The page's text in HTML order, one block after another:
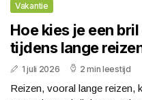
Vakantie
Hoe kies je een
tijdens lange
1 juli 2026 2 min leestijd
Reizen, vooral lange reizen,